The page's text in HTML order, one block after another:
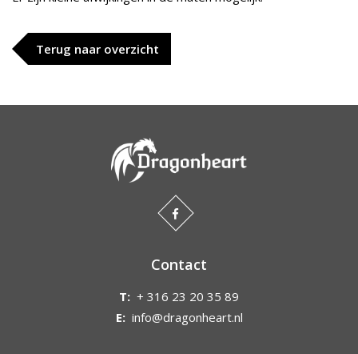
Terug naar overzicht
Contact
T: + 316 23 20 35 89
E: info@dragonheart.nl